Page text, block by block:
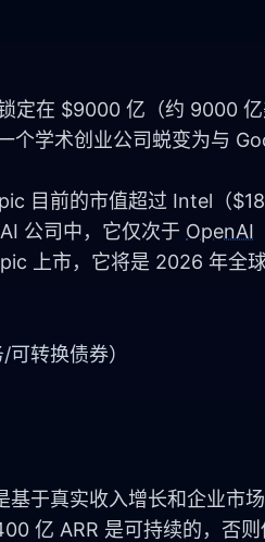
定在 $9000 亿（约 9000
学术创业公司蜕变为与
目前的市值超过 Intel（
公司中，它仅次于 OpenAI
上市，它将是 2026 年全
转换债券）
于真实收入增长和企业市
亿 ARR 是可持续的，否则